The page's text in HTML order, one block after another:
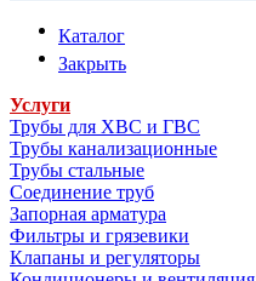
Каталог
Закрыть
Услуги
Трубы для ХВС и ГВС
Трубы канализационные
Трубы стальные
Соединение труб
Запорная арматура
Фильтры и грязевики
Клапаны и регуляторы